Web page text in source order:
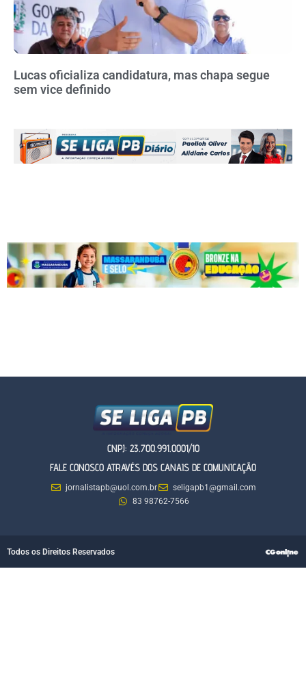
Lucas oficializa candidatura, mas chapa segue
sem vice definido
CNPJ: 23.700.991.0001/10
FALE CONOSCO ATRAVÉS DOS CANAIS DE COMUNICAÇÃO
jornalistapb@uol.com.br
seligapb1@gmail.com
83 98762-7566
Todos os Direitos Reservados